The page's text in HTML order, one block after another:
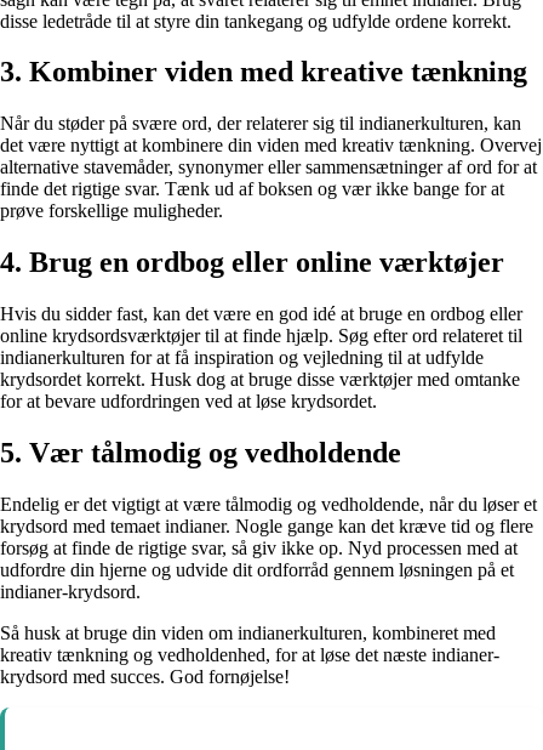
disse ledetråde til at styre din tankegang og udfylde ordene korrekt.
3. Kombiner viden med kreative tænkning
Når du støder på svære ord, der relaterer sig til indianerkulturen, kan
det være nyttigt at kombinere din viden med kreativ tænkning. Overvej
alternative stavemåder, synonymer eller sammensætninger af ord for at
finde det rigtige svar. Tænk ud af boksen og vær ikke bange for at
prøve forskellige muligheder.
4. Brug en ordbog eller online værktøjer
Hvis du sidder fast, kan det være en god idé at bruge en ordbog eller
online krydsordsværktøjer til at finde hjælp. Søg efter ord relateret til
indianerkulturen for at få inspiration og vejledning til at udfylde
krydsordet korrekt. Husk dog at bruge disse værktøjer med omtanke
for at bevare udfordringen ved at løse krydsordet.
5. Vær tålmodig og vedholdende
Endelig er det vigtigt at være tålmodig og vedholdende, når du løser et
krydsord med temaet indianer. Nogle gange kan det kræve tid og flere
forsøg at finde de rigtige svar, så giv ikke op. Nyd processen med at
udfordre din hjerne og udvide dit ordforråd gennem løsningen på et
indianer-krydsord.
Så husk at bruge din viden om indianerkulturen, kombineret med
kreativ tænkning og vedholdenhed, for at løse det næste indianer-
krydsord med succes. God fornøjelse!